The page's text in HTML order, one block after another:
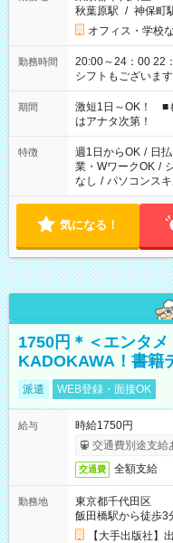
秋葉原駅 / 神保町
オフィス・学校
勤務時間
20:00～24：00 22：
シフトもございま
期間
激短1日～OK！ ■
はアナタ次第！
特徴 週1日からOK / 日
業・WワークOK /
なし / パソコンス
気になる！
1750円＊＜エンタメ
KADOKAWA！書籍
派遣 WEB登録・面接OK
給与
時給1750円
交通費別途支給
交通費 全額支給
勤務地
東京都千代田区
飯田橋駅から徒歩3
【大手出版社】